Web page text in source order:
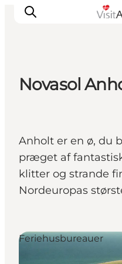
Byer og steder
Planlæg ferien
Transport
Novasol
Anholt er en ø, du
præget af
klitter og strande
Nordeuropas
Feriehusbureauer